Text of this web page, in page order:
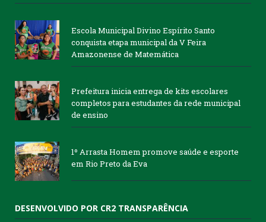
Escola Municipal Divino Espírito Santo
conquista etapa municipal da V Feira
Amazonense de Matemática
Prefeitura inicia entrega de kits escolares
completos para estudantes da rede municipal
de ensino
1º Arrasta Homem promove saúde e esporte
em Rio Preto da Eva
DESENVOLVIDO POR CR2 TRANSPARÊNCIA